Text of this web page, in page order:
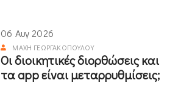
06 Αυγ 2026
ΜΆΧΗ ΓΕΩΡΓΑΚΟΠΟΎΛΟΥ
Οι διοικητικές διορθώσεις και
τα app είναι μεταρρυθμίσεις;